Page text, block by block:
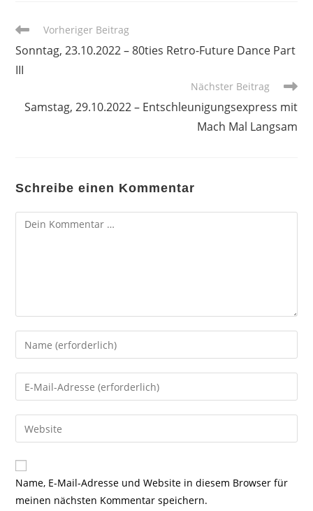
Weitere
ansehen
Vorheriger Beitrag
Sonntag, 23.10.2022 – 80ties Retro-Future Dance Part
III
Nächster Beitrag
Samstag, 29.10.2022 – Entschleunigungsexpress mit
Mach Mal Langsam
Schreibe einen Kommentar
Kommentar
Gib
deinen
Namen
oder
zum
Kommentieren
ein
Gib
deine
E-
Mail-
zum
Kommentieren
ein
Gib
deine
Website-
URL
Name, E-Mail-Adresse und Website in diesem Browser für
meinen nächsten Kommentar speichern.